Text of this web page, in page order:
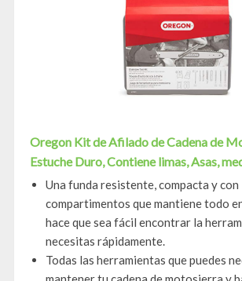
Oregon Kit de Afilado de Cadena de
Estuche Duro, Contiene limas, Asas,
Una funda resistente, compacta y con
compartimentos que mantiene todo
hace que sea fácil encontrar la
necesitas rápidamente.
Todas las herramientas que puedes